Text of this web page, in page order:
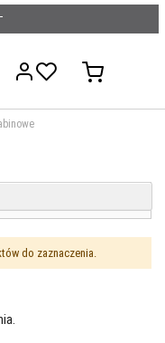
Mój koszyk
do zaznaczenia.